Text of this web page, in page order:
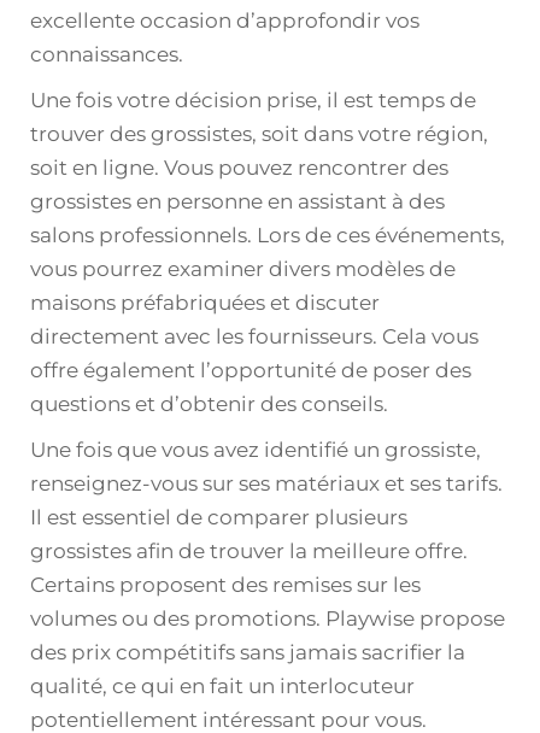
excellente occasion d’approfondir vos
connaissances.
Une fois votre décision prise, il est temps de
trouver des grossistes, soit dans votre région,
soit en ligne. Vous pouvez rencontrer des
grossistes en personne en assistant à des
salons professionnels. Lors de ces événements,
vous pourrez examiner divers modèles de
maisons préfabriquées et discuter
directement avec les fournisseurs. Cela vous
offre également l’opportunité de poser des
questions et d’obtenir des conseils.
Une fois que vous avez identifié un grossiste,
renseignez-vous sur ses matériaux et ses tarifs.
Il est essentiel de comparer plusieurs
grossistes afin de trouver la meilleure offre.
Certains proposent des remises sur les
volumes ou des promotions. Playwise propose
des prix compétitifs sans jamais sacrifier la
qualité, ce qui en fait un interlocuteur
potentiellement intéressant pour vous.